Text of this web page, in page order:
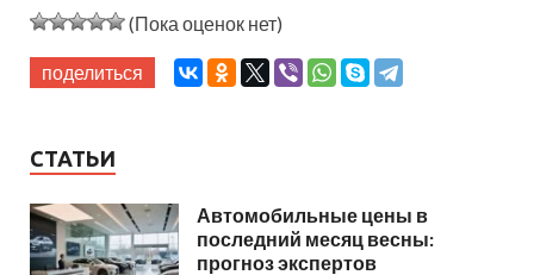
(Пока оценок нет)
поделиться
СТАТЬИ
Автомобильные цены в
последний месяц весны:
прогноз экспертов